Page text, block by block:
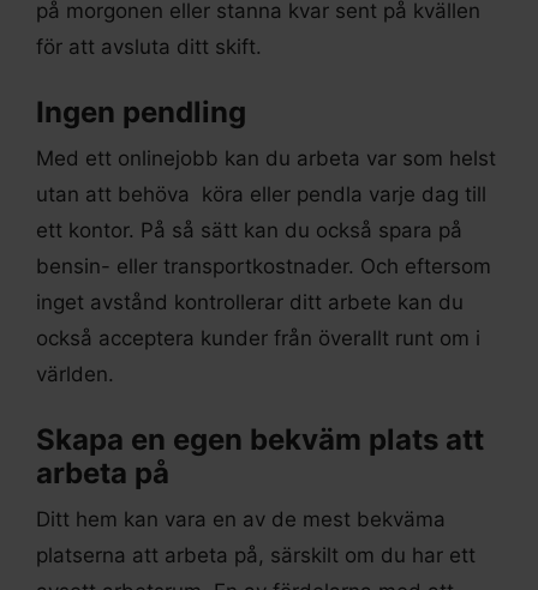
på morgonen eller stanna kvar sent på kvällen
för att avsluta ditt skift.
Ingen pendling
Med ett onlinejobb kan du arbeta var som helst
utan att behöva köra eller pendla varje dag till
ett kontor. På så sätt kan du också spara på
bensin- eller transportkostnader. Och eftersom
inget avstånd kontrollerar ditt arbete kan du
också acceptera kunder från överallt runt om i
världen.
Skapa en egen bekväm plats att
arbeta på
Ditt hem kan vara en av de mest bekväma
platserna att arbeta på, särskilt om du har ett